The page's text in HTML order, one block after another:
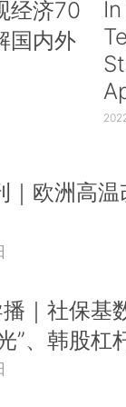
经济70
国内外
｜欧洲高温
｜社保基
”、韩股杠